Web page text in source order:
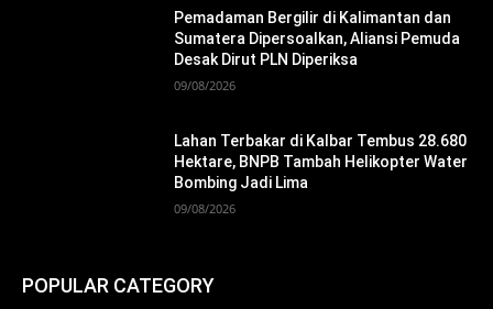
Pemadaman Bergilir di Kalimantan dan
Sumatera Dipersoalkan, Aliansi Pemuda
Desak Dirut PLN Diperiksa
09/08/2026
Lahan Terbakar di Kalbar Tembus 28.680
Hektare, BNPB Tambah Helikopter Water
Bombing Jadi Lima
09/08/2026
POPULAR CATEGORY